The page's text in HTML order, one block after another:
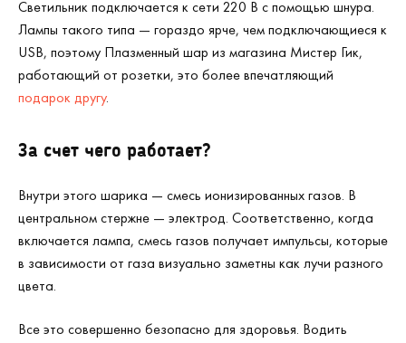
Светильник подключается к сети 220 В с помощью шнура.
Лампы такого типа — гораздо ярче, чем подключающиеся к
USB, поэтому Плазменный шар из магазина Мистер Гик,
работающий от розетки, это более впечатляющий
подарок другу.
За счет чего работает?
Внутри этого шарика — смесь ионизированных газов. В
центральном стержне — электрод. Соответственно, когда
включается лампа, смесь газов получает импульсы, которые
в зависимости от газа визуально заметны как лучи разного
цвета.
Все это совершенно безопасно для здоровья. Водить